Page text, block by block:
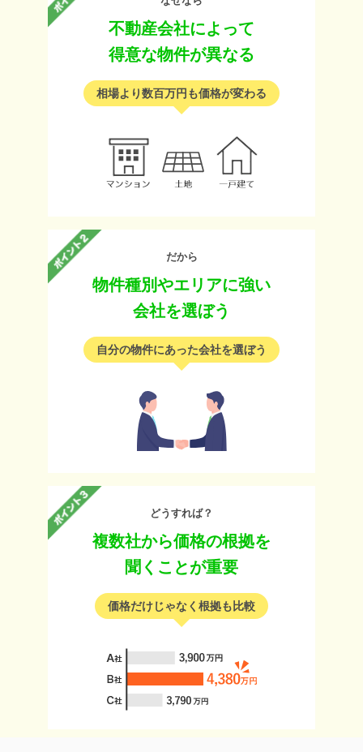
不動産会社によって
得意な物件が異なる
相場より数百万円も価格が変わる
だから
物件種別やエリアに強い
会社を選ぼう
自分の物件にあった会社を選ぼう
どうすれば？
複数社から価格の根拠を
聞くことが重要
価格だけじゃなく根拠も比較